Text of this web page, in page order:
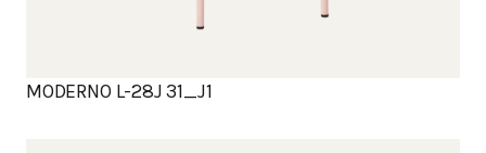
MODERNO L-28J 31_J1